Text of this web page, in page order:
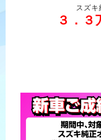
スズ
３．３